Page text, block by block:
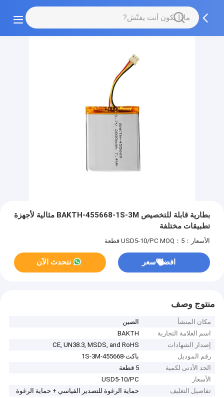
بطارية قابلة للتخصيص BAKTH-455668-1S-3M مثالية لأجهزة
تطبيقات مختلفة
الأسعار：USD5-10/PC MOQ：5 قطعة
افضل سعر نتحدث الآن
منتوج وصف
مكان المنشأ
الصين
اسم العلامة التجارية
BAKTH
إصدار الشهادات
CE, UN38.3, MSDS, and RoHS
رقم الموديل
باكث-455668-1S-3M
الحد الأدنى لكمية
5 قطعة
الأسعار
USD5-10/PC
تفاصيل التغليف
حماية الرغوة للتصدير القياسي + حماية الرغوة